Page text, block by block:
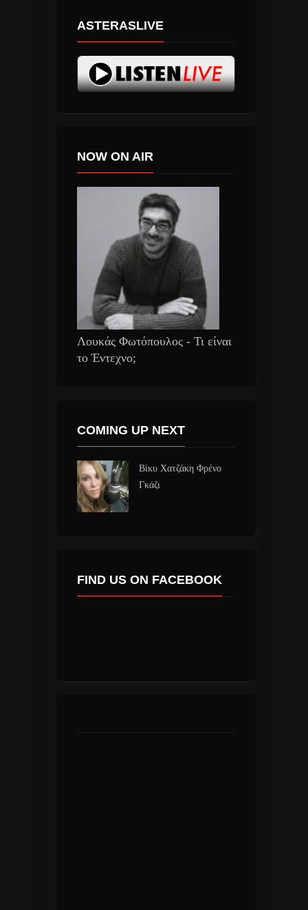
ASTERASLIVE
NOW ON AIR
Λουκάς Φωτόπουλος - Τι είναι
το Έντεχνο;
COMING UP NEXT
Βίκυ Χατζάκη Φρένο
Γκάζι
FIND US ON FACEBOOK